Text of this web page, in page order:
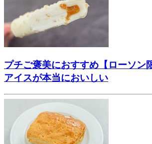
プチご褒美におすすめ【ローソン
アイスが本当においしい